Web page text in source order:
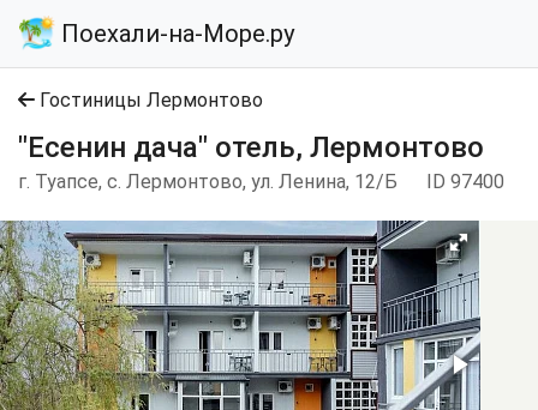
Поехали-на-Море.ру
Гостиницы Лермонтово
"Есенин дача" отель, Лермонтово
г. Туапсе, с. Лермонтово, ул. Ленина, 12/Б ID 97400